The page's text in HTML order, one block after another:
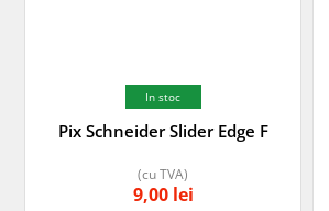
In stoc
Pix Schneider Slider Edge F
9,00 lei
(cu TVA)